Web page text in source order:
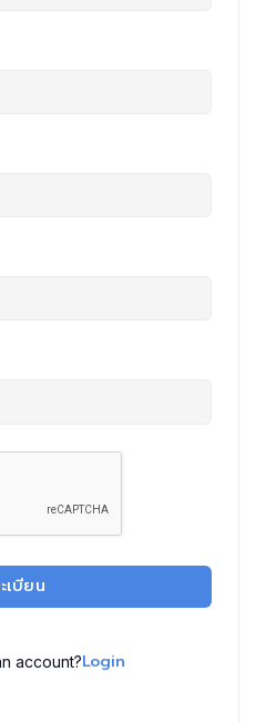
เบียน
account?Login